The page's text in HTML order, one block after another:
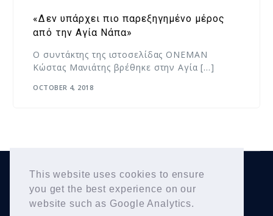
This website uses cookies to ensure
you get the best experience on our
website such as Google Analytics.
«Δεν υπάρχει πιο παρεξηγημένο μέρος
από την Αγία Νάπα»
Ο συντάκτης της ιστοσελίδας ONEMAN
Κώστας Μανιάτης βρέθηκε στην Αγία […]
OCTOBER 4, 2018
Copyright © 2026Yiannis Karousos. All Rights
Reserved.